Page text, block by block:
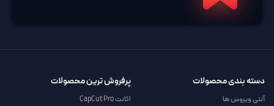
دسته بندی محصولات
آنتی ویروس ها
پرفروش ترین محصولات
اکانت CapCut Pro